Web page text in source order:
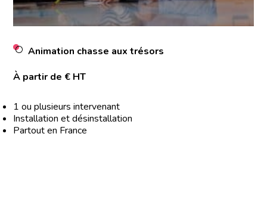
Animation chasse aux trésors
À partir de € HT
1 ou plusieurs intervenant
Installation et désinstallation
Partout en France